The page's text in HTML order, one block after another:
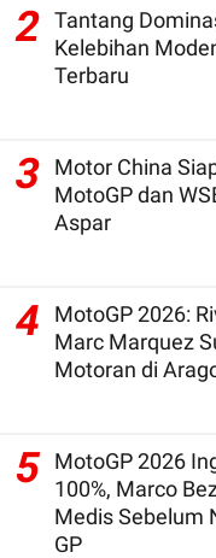
2 Tantang
Kelebihan
Terbaru
3
Motor China
MotoGP dan
Aspar
4
MotoGP 2026:
Marc Marquez
Motoran di
5 MotoGP 2026
100%, Marco
Medis Sebelum
GP